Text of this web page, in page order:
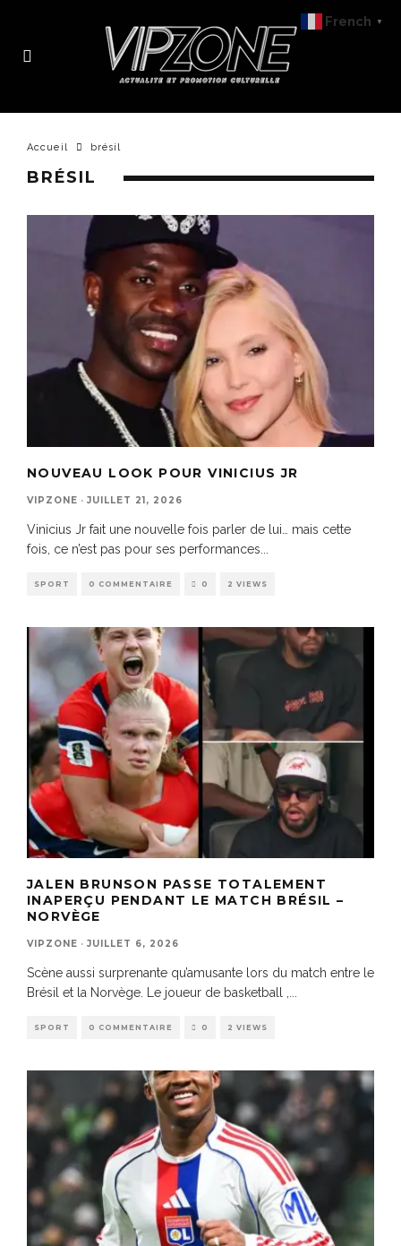
Accueil brésil
BRÉSIL
NOUVEAU LOOK POUR VINICIUS JR
VIPZONE · JUILLET 21, 2026
Vinicius Jr fait une nouvelle fois parler de lui… mais cette
fois, ce n’est pas pour ses performances
SPORT 0 COMMENTAIRE 0 2 VIEWS
JALEN BRUNSON PASSE TOTALEMENT
INAPERÇU PENDANT LE MATCH BRÉSIL –
NORVÈGE
VIPZONE · JUILLET 6, 2026
Scène aussi surprenante qu’amusante lors du match entre le
Brésil et la Norvège. Le joueur de basketball ,...
SPORT 0 COMMENTAIRE 0 2 VIEWS
French ▼